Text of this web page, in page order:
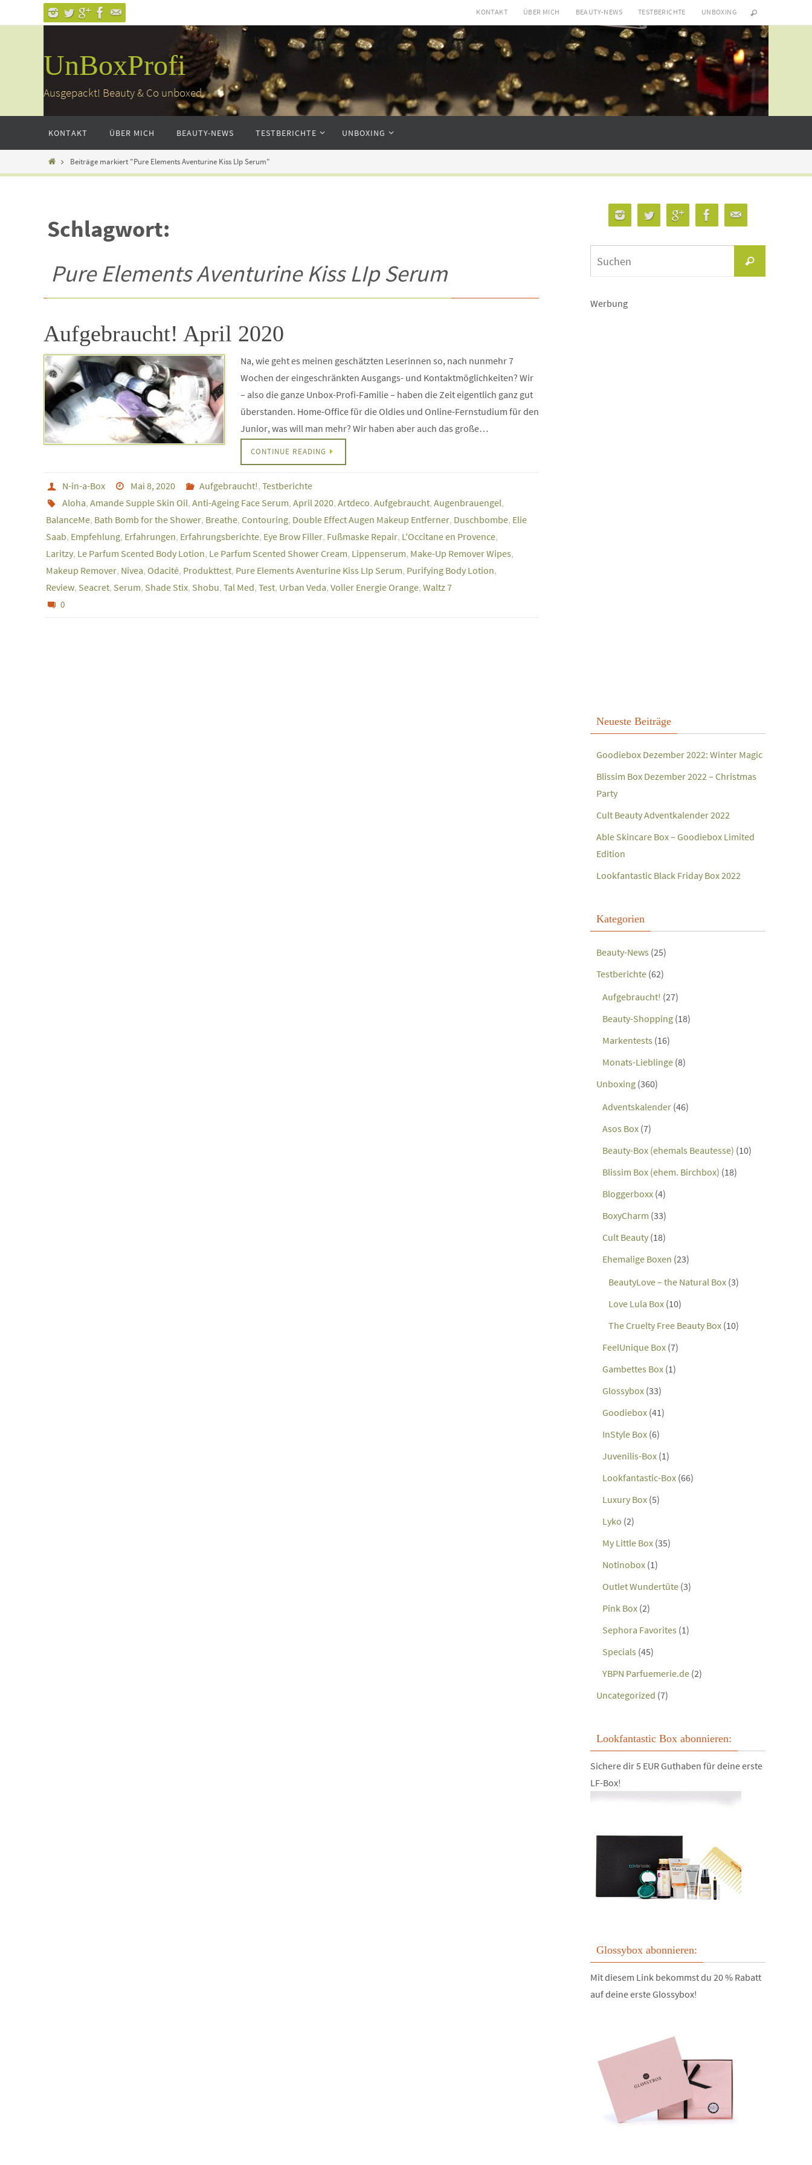
Inhalt
KONTAKT ÜBER MICH BEAUTY-NEWS TESTBERICHTE UNBOXING
UnBoxProfi
Ausgepackt! Beauty & Co unboxed
springen
KONTAKT ÜBER MICH BEAUTY-NEWS TESTBERICHTE UNBOXING
HomeBeiträge markiert "Pure Elements Aventurine Kiss LIp Serum"
Schlagwort:
Pure Elements Aventurine Kiss LIp Serum
Aufgebraucht! April 2020
Na, wie geht es meinen geschätzten Leserinnen so, nach nunmehr 7
Wochen der eingeschränkten Ausgangs- und Kontaktmöglichkeiten? Wir
– also die ganze Unbox-Profi-Familie – haben die Zeit eigentlich ganz gut
überstanden. Home-Office für die Oldies und Online-Fernstudium für den
Junior, was will man mehr? Wir haben aber auch das große…
CONTINUE READING
N-in-a-Box Mai 8, 2020 Aufgebraucht!,Testberichte
Aloha, Amande Supple Skin Oil, Anti-Ageing Face Serum, April 2020, Artdeco, Aufgebraucht, Augenbrauengel,
BalanceMe, Bath Bomb for the Shower, Breathe, Contouring, Double Effect Augen Makeup Entferner, Duschbombe, Elie
Saab, Empfehlung, Erfahrungen, Erfahrungsberichte, Eye Brow Filler, Fußmaske Repair, L'Occitane en Provence,
Laritzy, Le Parfum Scented Body Lotion, Le Parfum Scented Shower Cream, Lippenserum, Make-Up Remover Wipes,
Makeup Remover, Nivea, Odacité, Produkttest, Pure Elements Aventurine Kiss LIp Serum, Purifying Body Lotion,
Review, Seacret, Serum, Shade Stix, Shobu, Tal Med, Test, Urban Veda, Voller Energie Orange, Waltz 7
0
Suchen
Werbung
Neueste Beiträge
Goodiebox Dezember 2022: Winter Magic
Blissim Box Dezember 2022 – Christmas
Party
Cult Beauty Adventkalender 2022
Able Skincare Box – Goodiebox Limited
Edition
Lookfantastic Black Friday Box 2022
Kategorien
Beauty-News (25)
Testberichte (62)
Aufgebraucht! (27)
Beauty-Shopping (18)
Markentests (16)
Monats-Lieblinge (8)
Unboxing (360)
Adventskalender (46)
Asos Box (7)
Beauty-Box (ehemals Beautesse) (10)
Blissim Box (ehem. Birchbox) (18)
Bloggerboxx (4)
BoxyCharm (33)
Cult Beauty (18)
Ehemalige Boxen (23)
BeautyLove – the Natural Box (3)
Love Lula Box (10)
The Cruelty Free Beauty Box (10)
FeelUnique Box (7)
Gambettes Box (1)
Glossybox (33)
Goodiebox (41)
InStyle Box (6)
Juvenilis-Box (1)
Lookfantastic-Box (66)
Luxury Box (5)
Lyko (2)
My Little Box (35)
Notinobox (1)
Outlet Wundertüte (3)
Pink Box (2)
Sephora Favorites (1)
Specials (45)
YBPN Parfuemerie.de (2)
Uncategorized (7)
Lookfantastic Box abonnieren:
Sichere dir 5 EUR Guthaben für deine erste
LF-Box!
Glossybox abonnieren:
Mit diesem Link bekommst du 20 % Rabatt
auf deine erste Glossybox!